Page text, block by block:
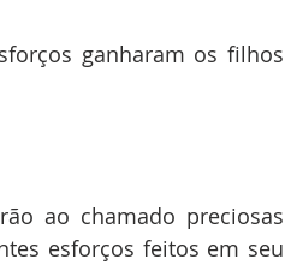
ganharam os filhos
ao chamado preciosas
esforços feitos em seu